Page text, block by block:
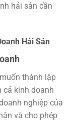
hải sản cần
Hải Sản
thành lập
cả kinh doanh
nghiệp của
và cho phép